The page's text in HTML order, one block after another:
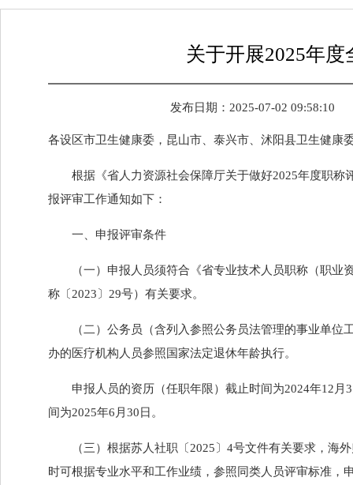
关于开展2025年
发布日期： 2025-07-02 09:58:10
各设区市卫生健康委，昆山市、泰兴市、沭阳县卫生健康
根据《省人力资源社会保障厅关于做好2025年度职
报评审工作通知如下：
一、申报评审条件
（一）申报人员须符合《省专业技术人员职称（职
称〔2023〕29号）有关要求。
（二）公务员（含列入参照公务员法管理的事业单
办的医疗机构人员参照国家法定退休年龄执行。
申报人员的资历（任职年限）截止时间为2024年12
间为2025年6月30日。
（三）根据苏人社职〔2025〕4号文件有关要求，海
时可根据专业水平和工作业绩，参照同类人员评审标准